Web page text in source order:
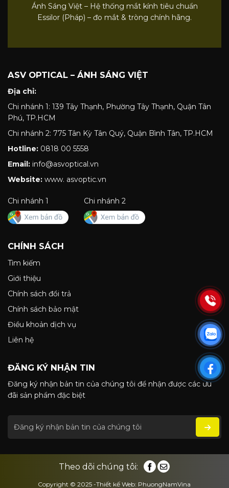
Ánh Sáng Việt – Hệ thống mắt kính tiêu chuẩn
Essilor (Pháp) – đo mắt & tròng chính hãng.
ASV OPTICAL – ÁNH SÁNG VIỆT
Địa chỉ:
Chi nhánh 1: 139 Tây Thạnh, Phường Tây Thạnh, Quận Tân
Phú, TP.HCM
Chi nhánh 2: 775 Tân Kỳ Tân Quý, Quận Bình Tân, TP.HCM
Hotline: 0818 00 5558
Email: info@asvoptical.vn
Website: www. asvoptic.vn
Chi nhánh 1 Chi nhánh 2
CHÍNH SÁCH
Tìm kiếm
Giới thiệu
Chính sách đổi trả
Chính sách bảo mật
Điều khoản dịch vụ
Liên hệ
ĐĂNG KÝ NHẬN TIN
Đăng ký nhận bản tin của chúng tôi để nhận được các ưu
đãi sản phẩm đặc biệt
Theo dõi chúng tôi:
Copyright © 2025 -Thiết kế Web: PhuongNamVina